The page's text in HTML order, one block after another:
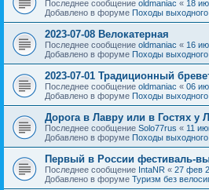
Последнее сообщение oldmaniac « 18
Добавлено в форуме Походы
2023-07-08 Велокатерная
Последнее сообщение oldmaniac « 16
Добавлено в форуме Походы
2023-07-01 Традиционный
Последнее сообщение oldmaniac « 06
Добавлено в форуме Походы
Дорога в Лавру или в Гостях у
Последнее сообщение Solo77rus « 11
Добавлено в форуме Походы
Первый в России фестиваль-
Последнее сообщение IntaNR « 27 фев
Добавлено в форуме Туризм без